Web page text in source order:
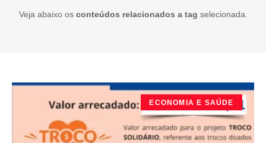
Veja abaixo os conteúdos relacionados a tag selecionada.
ECONOMIA E SAÚDE